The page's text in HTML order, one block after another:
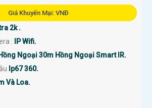
Giá Khuyến Mại: VNĐ
2k .
:
IP Wifi.
Hồng Ngoại 30m Hồng Ngoại Smart IR.
Ip67 360.
Và Loa.